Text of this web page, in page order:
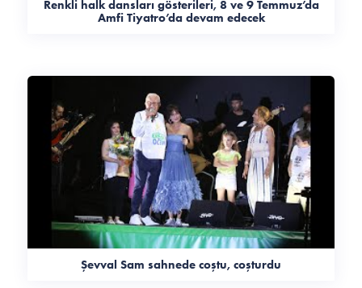
Renkli halk dansları gösterileri, 8 ve 9 Temmuz’da
Amfi Tiyatro’da devam edecek
Şevval Sam sahnede coştu, coşturdu